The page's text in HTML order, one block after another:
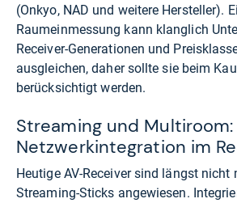
(Onkyo, NAD und weitere Hersteller).
Raumeinmessung kann klanglich
Receiver-Generationen und
ausgleichen, daher sollte sie beim
berücksichtigt werden.
Streaming und Multiroom:
Netzwerkintegration im
Heutige AV-Receiver sind längst nicht
Streaming-Sticks angewiesen.